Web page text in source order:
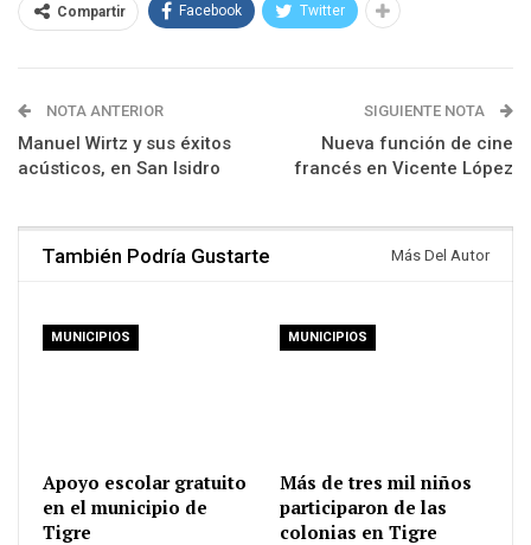
Compartir Facebook Twitter
NOTA ANTERIOR
Manuel Wirtz y sus éxitos
acústicos, en San Isidro
SIGUIENTE NOTA
Nueva función de cine
francés en Vicente López
También Podría Gustarte Más Del Autor
MUNICIPIOS
Apoyo escolar gratuito
en el municipio de
Tigre
MUNICIPIOS
Más de tres mil niños
participaron de las
colonias en Tigre